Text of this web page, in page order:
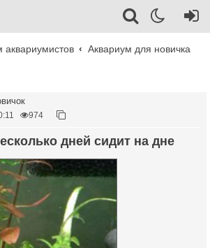
аквариумистов Аквариум для новичка
974
дней сидит на дне